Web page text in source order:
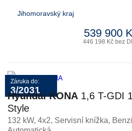
Jihomoravský kraj
539 900
446 198 Kč bez
Záruka do:
3/2031
Hyundai KONA 1,6 T-GDI
Style
132 kW, 4x2, Servisní knížka,